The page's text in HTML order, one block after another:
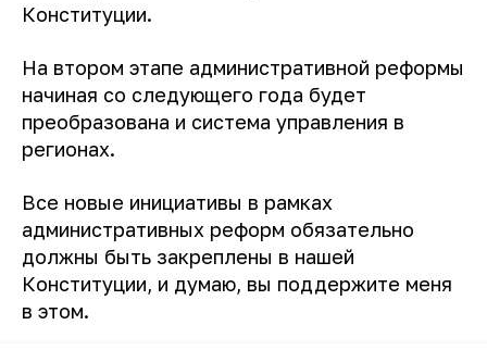
Конституции.
На втором этапе административной реформы
начиная со следующего года будет
преобразована и система управления в
регионах.
Все новые инициативы в рамках
административных реформ обязательно
должны быть закреплены в нашей
Конституции, и думаю, вы поддержите меня
в этом.